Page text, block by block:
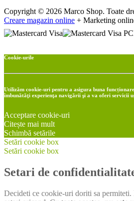
Copyright © 2026 Marco Shop. Toate
Creare magazin online + Marketing
Cookie-urile
Utilizăm cookie-uri pentru a asigura buna
îmbunătăţi experienţa navigării şi a va oferi servicii
Acceptare cookie-uri
Citește mai mult
Schimbă setările
Setări cookie box
Setări cookie box
Setari de
Decideti ce cookie-uri doriti sa permiteti.